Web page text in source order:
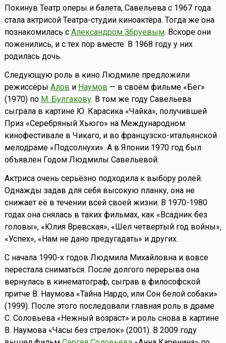
Покинув Театр оперы и балета, Савельева с 1967 года
стала актрисой Театра-студии киноактёра. Тогда же она
познакомилась с Александром Збруевым. Вскоре они
поженились, и с тех пор вместе. В 1968 году у них
родилась дочь.
Следующую роль в кино Людмиле предложили
режиссёры Алов и Наумов — в своём фильме «Бег»
(1970) по М. Булгакову. В том же году Савельева
сыграла в картине Ю. Карасика «Чайка», получившей
Приз «Серебряный Хьюго» на Международном
кинофестивале в Чикаго, и во французско-итальянской
мелодраме «Подсолнухи». А в Японии 1970 год был
объявлен Годом Людмилы Савельевой.
Актриса очень серьёзно подходила к выбору ролей.
Однажды задав для себя высокую планку, она не
снижает её в течении всей своей жизни. В 1970-1980
годах она снялась в таких фильмах, как «Всадник без
головы», «Юлия Вревская», «Шел четвертый год войны»,
«Успех», «Нам не дано предугадать» и других.
С начала 1990-х годов Людмила Михайловна и вовсе
перестала сниматься. После долгого перерыва она
вернулась в кинематограф, сыграв в философской
притче В. Наумова «Тайна Нардо, или Сон белой собаки»
(1999). После этого последовали главная роль в драме
С. Соловьева «Нежный возраст» и роль снова в картине
В. Наумова «Часы без стрелок» (2001). В 2009 году